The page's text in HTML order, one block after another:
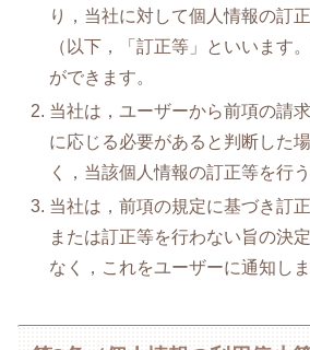
り，当社に対して個人情報の訂
（以下，「訂正等」といいます
ができます。
当社は，ユーザーから前項の請
に応じる必要があると判断した
く，当該個人情報の訂正等を行
当社は，前項の規定に基づき訂
または訂正等を行わない旨の決
なく，これをユーザーに通知しま